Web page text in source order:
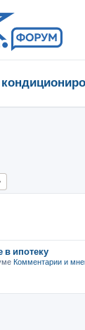
в ипотеку
Комментарии и